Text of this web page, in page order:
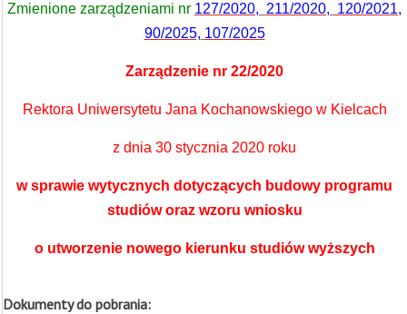
Zmienione zarządzeniami nr 127/2020, 211/2020, 120/2021,
90/2025, 107/2025
Zarządzenie nr 22/2020
Rektora Uniwersytetu Jana Kochanowskiego w Kielcach
z dnia 30 stycznia 2020 roku
w sprawie wytycznych dotyczących budowy programu
studiów oraz wzoru wniosku
o utworzenie nowego kierunku studiów wyższych
Dokumenty do pobrania: